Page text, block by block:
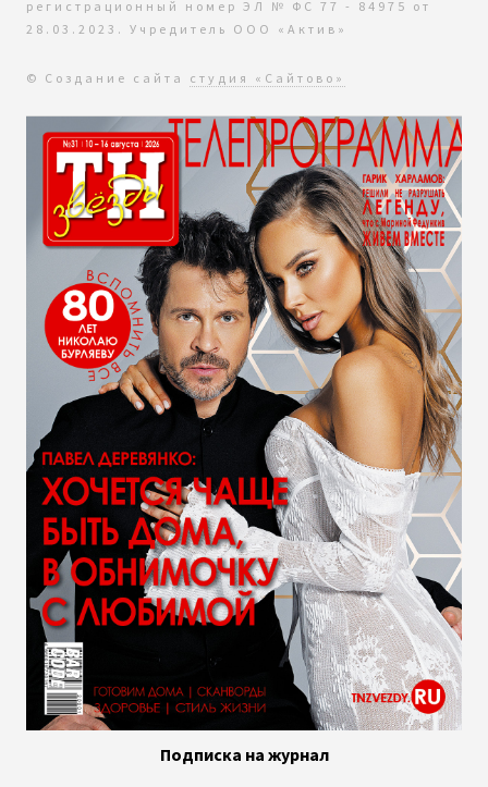
регистрационный номер ЭЛ № ФС 77 - 84975 от
28.03.2023. Учредитель ООО «Актив»
© Создание сайта студия «Сайтово»
Подписка на журнал